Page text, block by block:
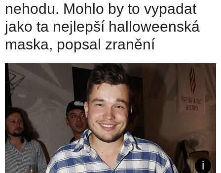
nehodu. Mohlo by to vypadat
jako ta nejlepší halloweenská
maska, popsal zranění